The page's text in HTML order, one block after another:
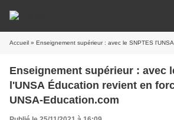
Accueil » Enseignement supérieur : avec le SNPTES l'UNSA Éducation
Enseignement supérieur : avec
l'UNSA Éducation revient en
UNSA‑Education.com